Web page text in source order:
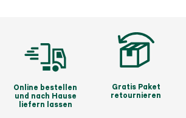
Online bestellen
und nach Hause
liefern lassen
Gratis Paket
retournieren